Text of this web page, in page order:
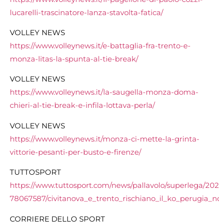
lucarelli-trascinatore-lanza-stavolta-fatica/
VOLLEY NEWS
https://www.volleynews.it/e-battaglia-fra-trento-e-
monza-litas-la-spunta-al-tie-break/
VOLLEY NEWS
https://www.volleynews.it/la-saugella-monza-doma-
chieri-al-tie-break-e-infila-lottava-perla/
VOLLEY NEWS
https://www.volleynews.it/monza-ci-mette-la-grinta-
vittorie-pesanti-per-busto-e-firenze/
TUTTOSPORT
https://www.tuttosport.com/news/pallavolo/superlega/
78067587/
CORRIERE DELLO SPORT